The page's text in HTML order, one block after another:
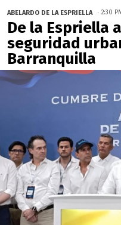
ABELARDO DE LA ESPRIELLA 2:30
De la Espriella
seguridad
Barranquilla